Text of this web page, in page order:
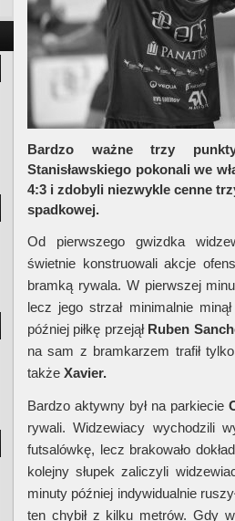
Bardzo ważne trzy
Stanisławskiego pokonali we
4:3 i zdobyli niezwykle cenne
spadkowej.
Od pierwszego gwizdka
świetnie konstruowali akcje
bramką rywala. W pierwszej
lecz jego strzał minimalnie
później piłkę przejął Ruben
na sam z bramkarzem trafił
także Xavier.
Bardzo aktywny był na parkiecie
rywali. Widzewiacy wychodzili
futsalówkę, lecz brakowało
kolejny słupek zaliczyli
minuty później indywidualnie
ten chybił z kilku metrów. Gdy